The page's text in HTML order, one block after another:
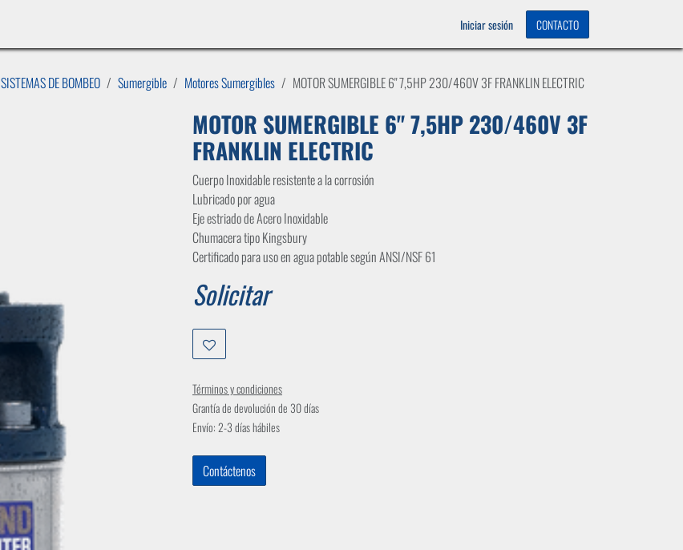
Iniciar sesión CONTACTO
SISTEMAS DE BOMBEO Sumergible Motores Sumergibles MOTOR SUMERGIBLE 6" 7,5HP 230/460V 3F FRANKLIN ELECTRIC
MOTOR SUMERGIBLE 6" 7,5HP 230/460V 3F
FRANKLIN ELECTRIC
Cuerpo Inoxidable resistente a la corrosión
Lubricado por agua
Eje estriado de Acero Inoxidable
Chumacera tipo Kingsbury
Certificado para uso en agua potable según ANSI/NSF 61
Solicitar
Términos y condiciones
Grantía de devolución de 30 días
Envío: 2-3 días hábiles
Contáctenos